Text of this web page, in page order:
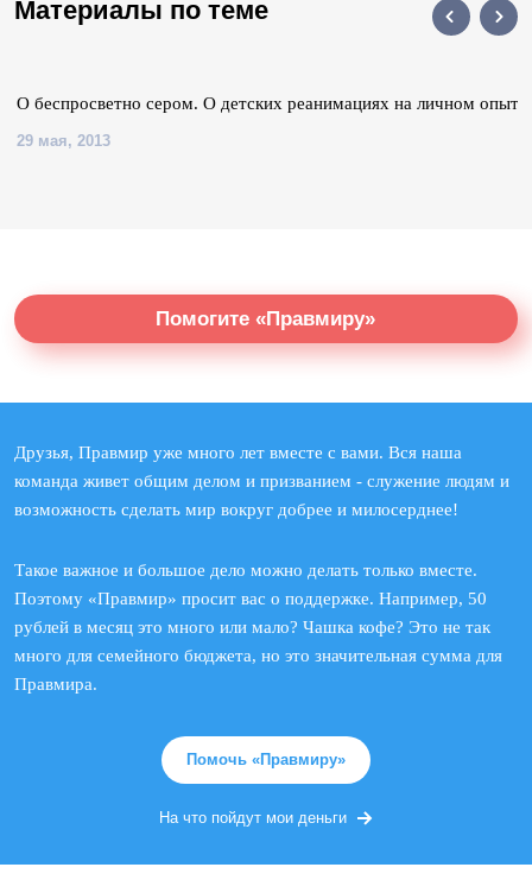
Материалы по теме
О беспросветно сером. О детских реанимациях на личном опыте
29 мая, 2013
Помогите «Правмиру»
Друзья, Правмир уже много лет вместе с вами. Вся наша
команда живет общим делом и призванием - служение людям и
возможность сделать мир вокруг добрее и милосерднее!
Такое важное и большое дело можно делать только вместе.
Поэтому «Правмир» просит вас о поддержке. Например, 50
рублей в месяц это много или мало? Чашка кофе? Это не так
много для семейного бюджета, но это значительная сумма для
Правмира.
Помочь «Правмиру»
На что пойдут мои деньги